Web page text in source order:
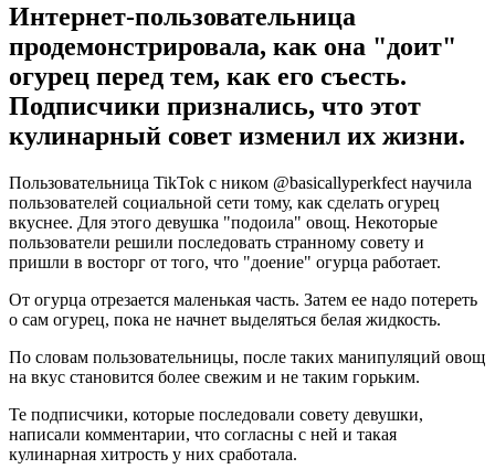
Интернет-пользовательница
продемонстрировала, как она "доит"
огурец перед тем, как его съесть.
Подписчики признались, что этот
кулинарный совет изменил их жизни.
Пользовательница TikTok с ником @basicallyperkfect научила
пользователей социальной сети тому, как сделать огурец
вкуснее. Для этого девушка "подоила" овощ. Некоторые
пользователи решили последовать странному совету и
пришли в восторг от того, что "доение" огурца работает.
От огурца отрезается маленькая часть. Затем ее надо потереть
о сам огурец, пока не начнет выделяться белая жидкость.
По словам пользовательницы, после таких манипуляций овощ
на вкус становится более свежим и не таким горьким.
Те подписчики, которые последовали совету девушки,
написали комментарии, что согласны с ней и такая
кулинарная хитрость у них сработала.